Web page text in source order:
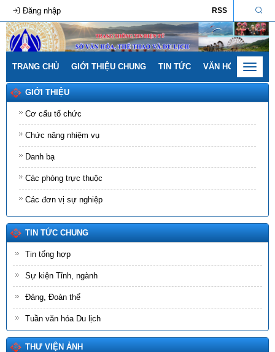
RSS
Đăng nhập
TRANG CHỦ GIỚI THIỆU CHUNG TIN TỨC VĂN HÓA - GIA
Toggle
GIỚI THIỆU
Cơ cấu tổ chức
Chức năng nhiệm vụ
Danh bạ
Các phòng trực thuộc
Các đơn vị sự nghiệp
TIN TỨC CHUNG
Tin tổng hợp
Sự kiện Tỉnh, ngành
Đảng, Đoàn thể
Tuần văn hóa Du lịch
THƯ VIỆN ẢNH